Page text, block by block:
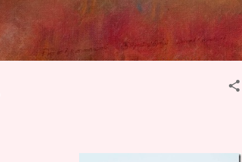
Skip to main content